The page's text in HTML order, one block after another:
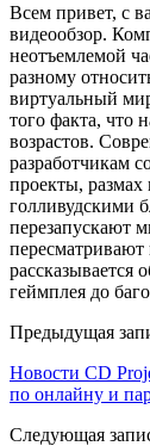
Всем привет, с
видеообзор.
неотъемлемой
разному
виртуальный
того факта, что
возрастов.
разработчикам
проекты, размах
голливудскими
перезапускают
рассказывается
геймплея до
Предыдущая
Новости CD
по онлайну и
Следующая